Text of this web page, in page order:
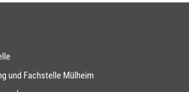
und Fachstelle Mülheim